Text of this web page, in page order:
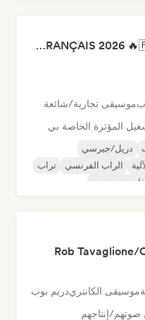
RAP FRANÇAIS 2026 🔥🇫🇷 (Way Records)
موسيقى تجارية/شائعة
المؤثرة الخاصة بي
دريل/جيرسي
الراب الفرنسي
تراب
هيب هوب
Rob Tavaglione/
موسيقى الكانتريدريم بوب
صوتهم/إنتاجهم